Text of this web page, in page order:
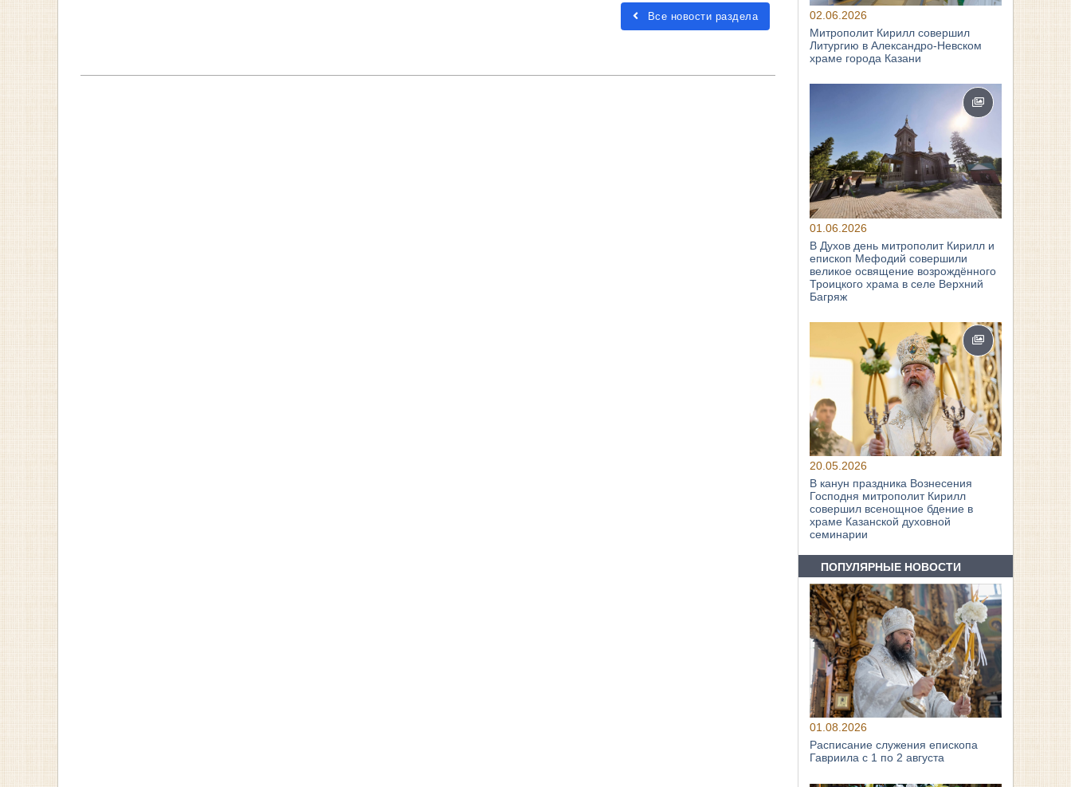
Все новости раздела
02.06.2026
Митрополит Кирилл совершил
Литургию в Александро-Невском
храме города Казани
01.06.2026
В Духов день митрополит Кирилл и
епископ Мефодий совершили
великое освящение возрождённого
Троицкого храма в селе Верхний
Багряж
20.05.2026
В канун праздника Вознесения
Господня митрополит Кирилл
совершил всенощное бдение в
храме Казанской духовной
семинарии
ПОПУЛЯРНЫЕ НОВОСТИ
01.08.2026
Расписание служения епископа
Гавриила с 1 по 2 августа